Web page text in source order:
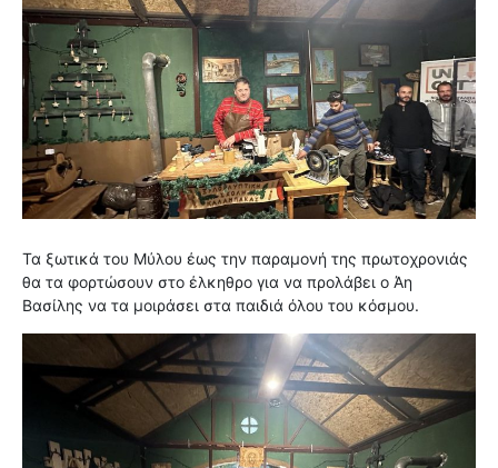
Τα ξωτικά του Μύλου έως την παραμονή της πρωτοχρονιάς
θα τα φορτώσουν στο έλκηθρο για να προλάβει ο Άη
Βασίλης να τα μοιράσει στα παιδιά όλου του κόσμου.